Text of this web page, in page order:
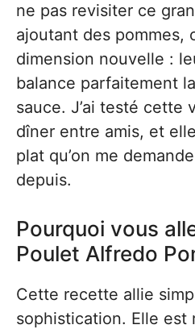
ne pas revisiter ce
ajoutant des pommes,
dimension nouvelle :
balance parfaitement
sauce. J’ai testé cette
dîner entre amis, et
plat qu’on me
depuis.
Pourquoi vous
Poulet Alfredo
Cette recette allie
sophistication. Elle est